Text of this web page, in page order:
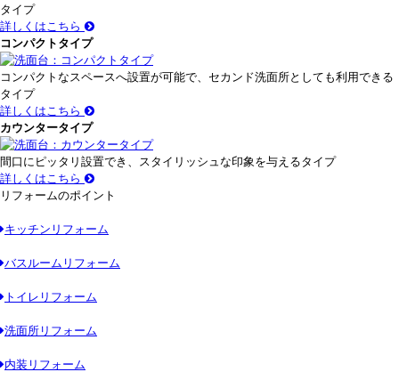
タイプ
詳しくはこちら
コンパクトタイプ
コンパクトなスペースへ設置が可能で、セカンド洗面所としても利用できる
タイプ
詳しくはこちら
カウンタータイプ
間口にピッタリ設置でき、スタイリッシュな印象を与えるタイプ
詳しくはこちら
リフォームのポイント
キッチンリフォーム
バスルームリフォーム
トイレリフォーム
洗面所リフォーム
内装リフォーム